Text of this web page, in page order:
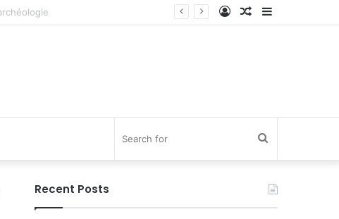
Sidebar
Random
Log
Recent Posts